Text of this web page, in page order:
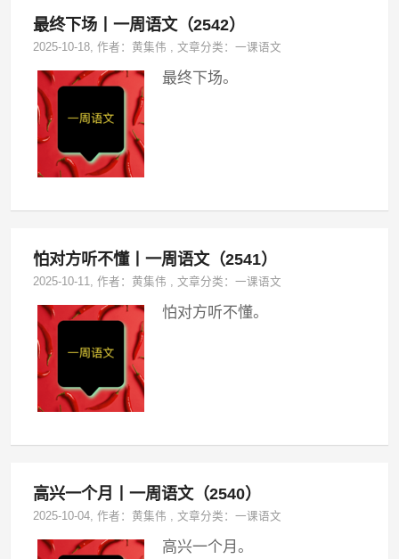
最终下场丨一周语文（2542）
2025-10-18, 作者：黄集伟 ,文章分类：一课语文
最终下场。
怕对方听不懂丨一周语文（2541）
2025-10-11, 作者：黄集伟 ,文章分类：一课语文
怕对方听不懂。
高兴一个月丨一周语文（2540）
2025-10-04, 作者：黄集伟 ,文章分类：一课语文
高兴一个月。